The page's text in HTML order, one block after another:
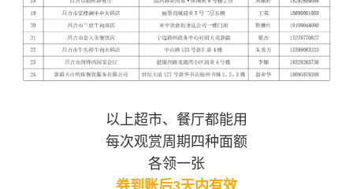
以上超市、餐厅都能用
每次观赏周期四种面额
各领一张
券到账后3天内有效